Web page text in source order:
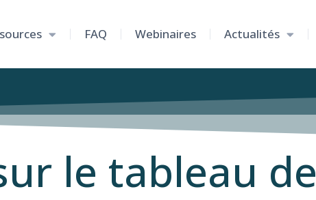
FAQ Webinaires Actualités
le tableau de